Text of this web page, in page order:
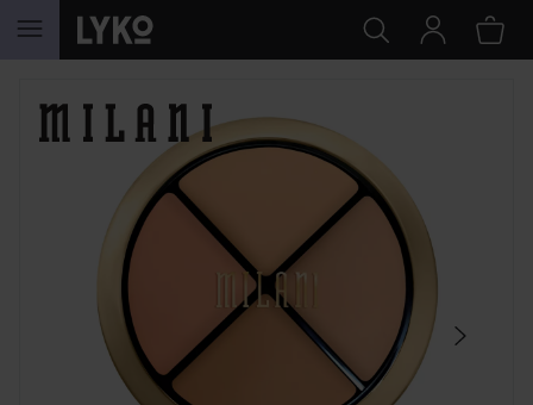
HOPPA TILL INNEHÅLLET
HOPPA ÖVER SEKTIONEN